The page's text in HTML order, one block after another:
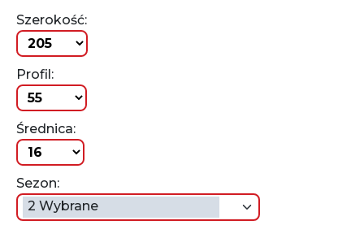
Szerokość:
Profil:
Średnica:
Sezon:
2 Wybrane